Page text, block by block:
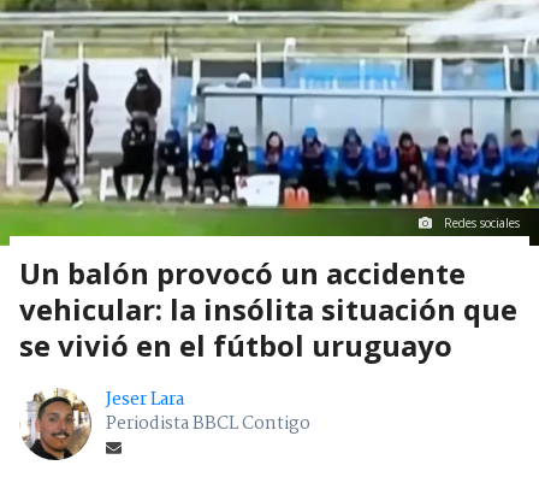
Redes sociales
Un balón provocó un accidente
vehicular: la insólita situación que
se vivió en el fútbol uruguayo
Jeser Lara
Periodista BBCL Contigo